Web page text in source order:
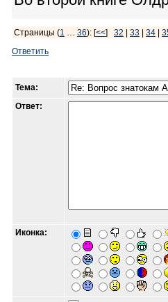
Страницы (1 … 36): [<<] 32 33 34
Ответить
Тема:
Ответ:
Иконка: